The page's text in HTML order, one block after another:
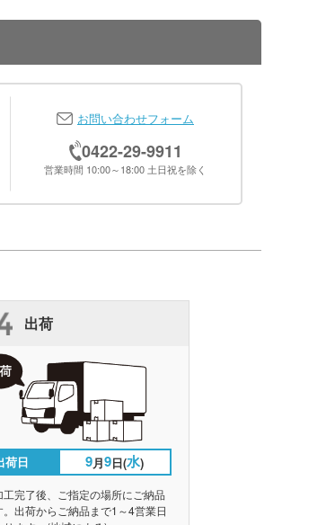
お問い合わせフォーム
0422-29-9911
営業時間 10:00～18:00 土日祝を除く
出荷
荷日 9月9日(水)
工完了後、ご指定の場所にご納品
。出荷からご納品まで1～4営業日